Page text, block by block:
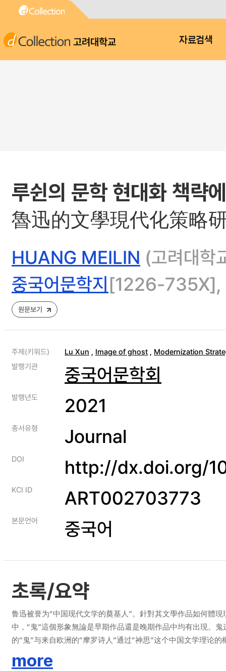
고려대학교 자료검색
루쉰의 문학 현대화 책략
魯迅的文學現代化策略
HUANG MEILIN (고려대학
중국어문학지[1226-735X],
원문보기
주제(키워드) Lu Xun , Image of ghost , Modernization
발행기관
중국어문학회
발행년도 2021
총서유형 Journal
DOI http://dx.doi.org/
KCI ID ART002703773
본문언어 중국어
초록/요약
鲁迅被誉为“中国现代文学的奠基人”。針對其文學作品如何體
中，“鬼”這個形象無論是早期作品還是晚期作品中均有出現。
的“鬼”与来自欧洲的“摩罗诗人”通过“神思”这个中国文学理论
more